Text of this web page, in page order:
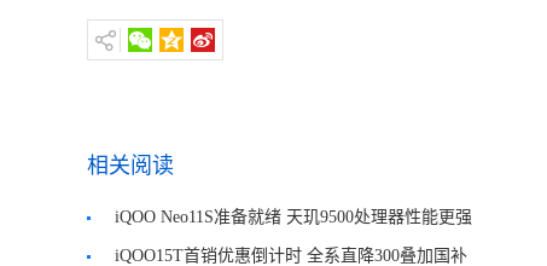
相关阅读
iQOO Neo11S准备就绪 天玑9500处理器性能更强
iQOO15T首销优惠倒计时 全系直降300叠加国补